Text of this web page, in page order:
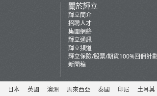
關於輝立
輝立簡介
招聘人才
集團網絡
輝立通訊
輝立頻道
輝立保險/股票/期貨100%回佣計劃
新聞稿
日本 英國 澳洲 馬來西亞 泰國 印尼 土耳其